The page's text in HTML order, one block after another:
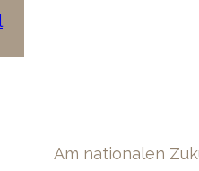
Am nationalen